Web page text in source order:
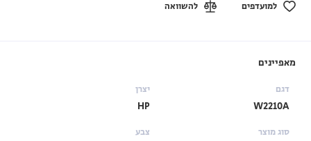
למועדפים להשוואה
מאפיינים
דגם
W2210A
יצרן
HP
סוג מוצר צבע